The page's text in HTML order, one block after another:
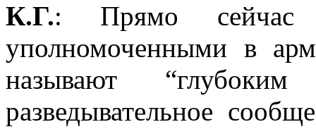
К.Г.: Прямо
уполномоченными в
называют
разведывательное